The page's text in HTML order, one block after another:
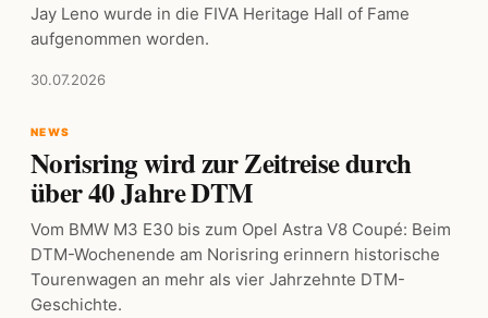
Jay Leno wurde in die FIVA Heritage Hall of Fame
aufgenommen worden.
30.07.2026
NEWS
Norisring wird zur Zeitreise durch
über 40 Jahre DTM
Vom BMW M3 E30 bis zum Opel Astra V8 Coupé: Beim
DTM-Wochenende am Norisring erinnern historische
Tourenwagen an mehr als vier Jahrzehnte DTM-
Geschichte.